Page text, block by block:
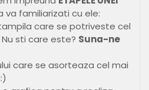
va familiarizati cu ele:
care se potriveste cel
sti care este? Suna-ne
care se asorteaza cel mai